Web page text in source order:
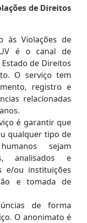
de Direitos
às Violações de
é o canal de
de Direitos
O serviço tem
registro e
relacionadas
é garantir que
qualquer tipo de
sejam
analisados e
e/ou instituições
e tomada de
de forma
O anonimato é